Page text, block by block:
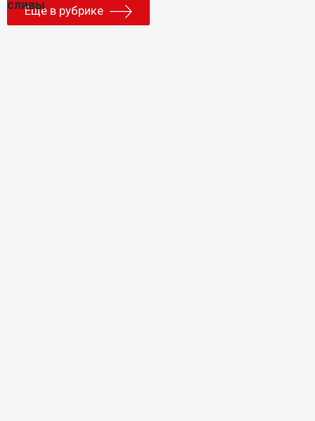
Еще в рубрике